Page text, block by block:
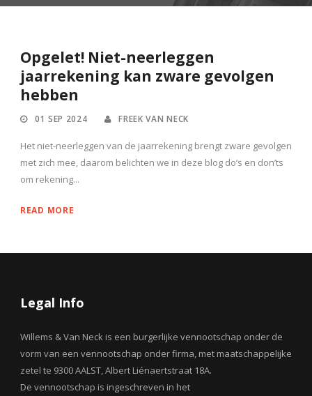
Opgelet! Niet-neerleggen
jaarrekening kan zware gevolgen
hebben
01 SEP 2024 FREEK VAN NECK
Het niet-neerleggen van de jaarrekening brengt zware gevolgen
met zich mee, daarom belichten we in deze blog do’s en don’ts
om rekening...
READ MORE
Legal Info
Willems & Van Neck is een burgerlijke vennootschap onder de
vorm van een vennootschap onder firma, met maatschappelijke
zetel te 9300 AALST, Albert Liénaertstraat 18A.
De vennootschap is ingeschreven in het